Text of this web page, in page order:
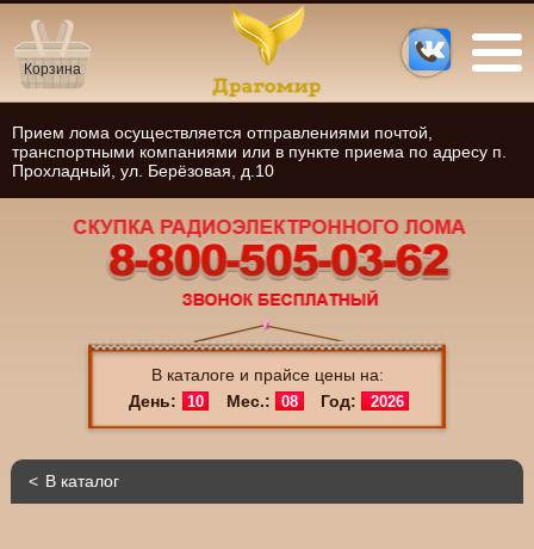
В каталоге и прайсе цены на:
День:
10 Мес.: 08 Год: 2026
Корзина
Прием лома осуществляется отправлениями почтой,
транспортными компаниями или в пункте приема по адресу п.
Прохладный, ул. Берёзовая, д.10
В каталог